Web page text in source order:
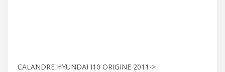
CALANDRE HYUNDAI I10 ORIGINE 2011->